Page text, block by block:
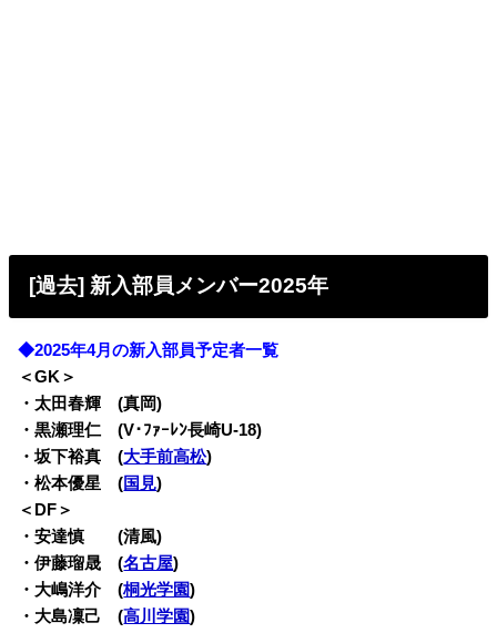
[過去] 新入部員メンバー2025年
◆2025年4月の新入部員予定者一覧
＜GK＞
・太田春輝 (真岡)
・黒瀬理仁 (V･ﾌｧｰﾚﾝ長崎U-18)
・坂下裕真 (大手前高松)
・松本優星 (国見)
＜DF＞
・安達慎 (清風)
・伊藤瑠晟 (名古屋)
・大嶋洋介 (桐光学園)
・大島凜己 (高川学園)